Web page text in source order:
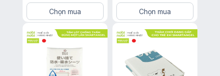
Chọn mua Chọn mua